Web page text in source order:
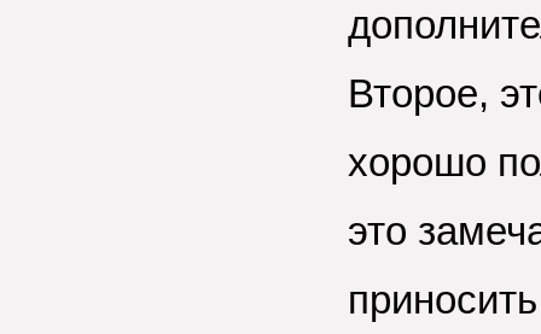
Второе,
хорошо
это